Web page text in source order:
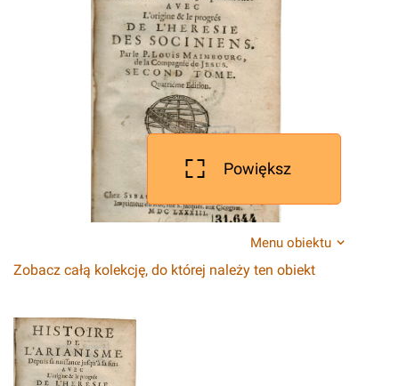
Powiększ
Menu obiektu
Zobacz całą kolekcję, do której należy ten obiekt